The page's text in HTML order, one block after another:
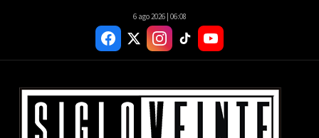
6 ago 2026 | 06:08